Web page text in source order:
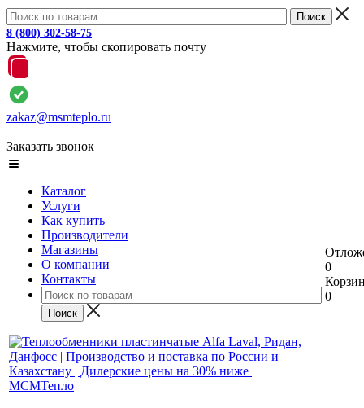
8 (800) 302-58-75
Нажмите, чтобы скопировать почту
zakaz@msmteplo.ru
Заказать звонок
Каталог
Услуги
Как купить
Производители
Магазины
О компании
Контакты
0
0